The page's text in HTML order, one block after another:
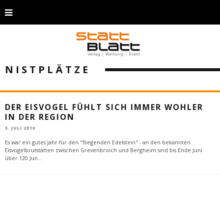
NISTPLÄTZE
DER EISVOGEL FÜHLT SICH IMMER WOHLER
IN DER REGION
5. JULI 2019
Es war ein gutes Jahr für den "fliegenden Edelstein" - an den bekannten
Eisvogelbrutstätten zwischen Grevenbroich und Bergheim sind bis Ende Juni
über 120 Jun...